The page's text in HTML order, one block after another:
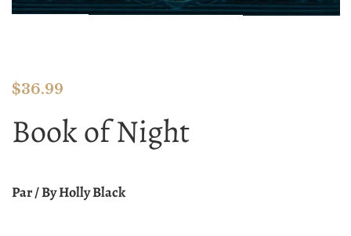
$36.99
Book of Night
Par / ByHolly Black